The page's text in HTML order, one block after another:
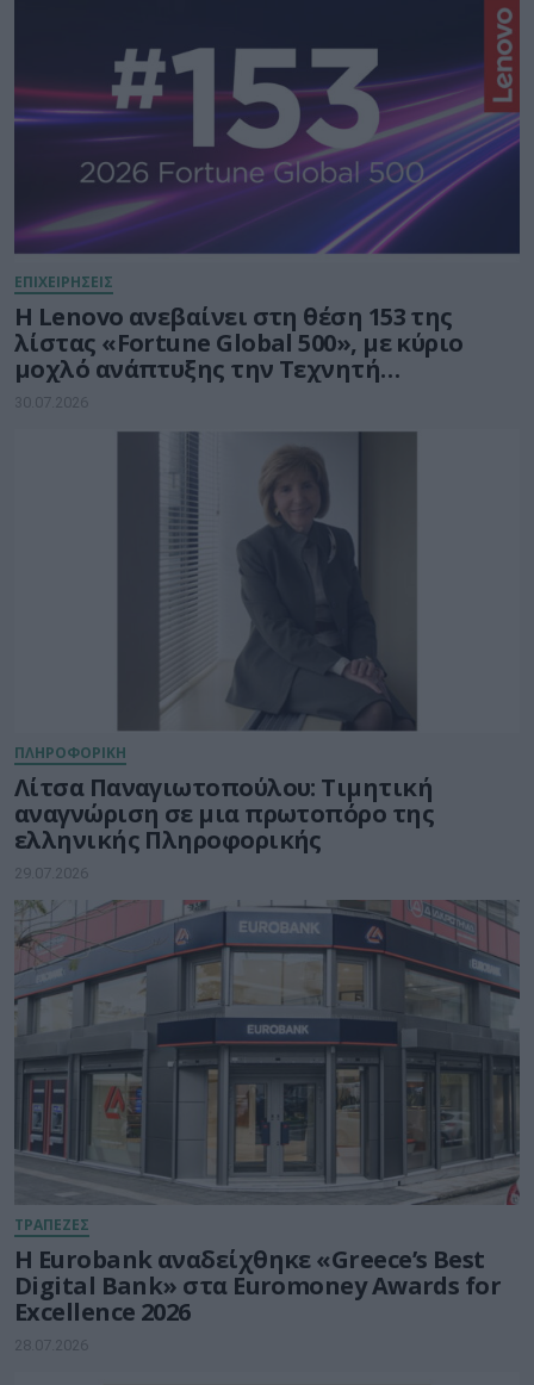
ΕΠΙΧΕΙΡΗΣΕΙΣ
Η Lenovo ανεβαίνει στη θέση 153 της
λίστας «Fortune Global 500», με κύριο
μοχλό ανάπτυξης την Τεχνητή
Νοημοσύνη
30.07.2026
ΠΛΗΡΟΦΟΡΙΚΗ
Λίτσα Παναγιωτοπούλου: Τιμητική
αναγνώριση σε μια πρωτοπόρο της
ελληνικής Πληροφορικής
29.07.2026
ΤΡΑΠΕΖΕΣ
Η Eurobank αναδείχθηκε «Greece’s Best
Digital Bank» στα Euromoney Awards for
Excellence 2026
28.07.2026